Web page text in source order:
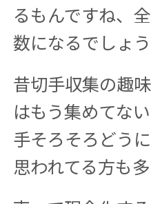
るもんですね、
数になるでしょ
昔切手収集の趣
はもう集めてな
手そろそろどう
思われてる方も